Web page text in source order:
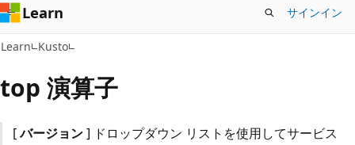
ッ
プ
Learn サインイン
Learn Kusto
top 演算子
[バージョン] ドロップダウン リストを使用してサービス